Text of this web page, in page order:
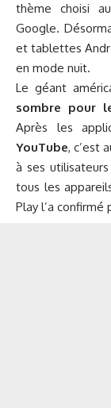
thème choisi
Google.
et tablettes
en mode nuit.
Le géant
sombre pour
Après les
YouTube, c’est
à ses
tous les
Play l’a